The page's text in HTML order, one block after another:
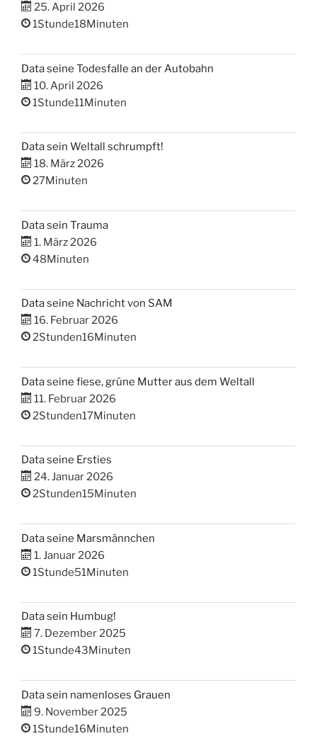
25. April 2026
1Stunde18Minuten
Data seine Todesfalle an der Autobahn
10. April 2026
1Stunde11Minuten
Data sein Weltall schrumpft!
18. März 2026
27Minuten
Data sein Trauma
1. März 2026
48Minuten
Data seine Nachricht von SAM
16. Februar 2026
2Stunden16Minuten
Data seine fiese, grüne Mutter aus dem Weltall
11. Februar 2026
2Stunden17Minuten
Data seine Ersties
24. Januar 2026
2Stunden15Minuten
Data seine Marsmännchen
1. Januar 2026
1Stunde51Minuten
Data sein Humbug!
7. Dezember 2025
1Stunde43Minuten
Data sein namenloses Grauen
9. November 2025
1Stunde16Minuten